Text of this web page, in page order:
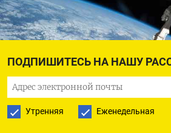
ПОДПИШИТЕСЬ НА НАШУ
Утренняя Еженедельная